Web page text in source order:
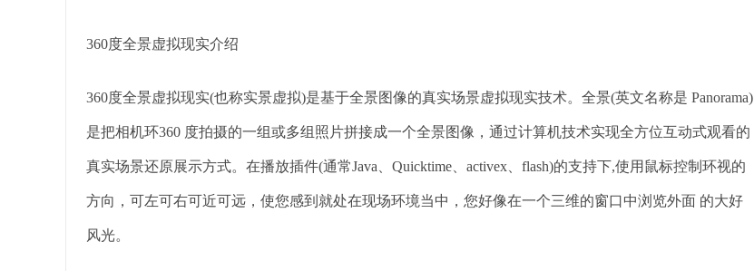
360度全景虚拟现实介绍
360度全景虚拟现实(也称实景虚拟)是基于全景图像的真实场景虚拟现实技术。全景(英文名称是 Panorama)
是把相机环360 度拍摄的一组或多组照片拼接成一个全景图像，通过计算机技术实现全方位互动式观看的
真实场景还原展示方式。在播放插件(通常Java、Quicktime、activex、flash)的支持下,使用鼠标控制环视的
方向，可左可右可近可远，使您感到就处在现场环境当中，您好像在一个三维的窗口中浏览外面 的大好
风光。